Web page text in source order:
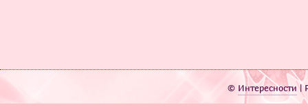
© Интересности|